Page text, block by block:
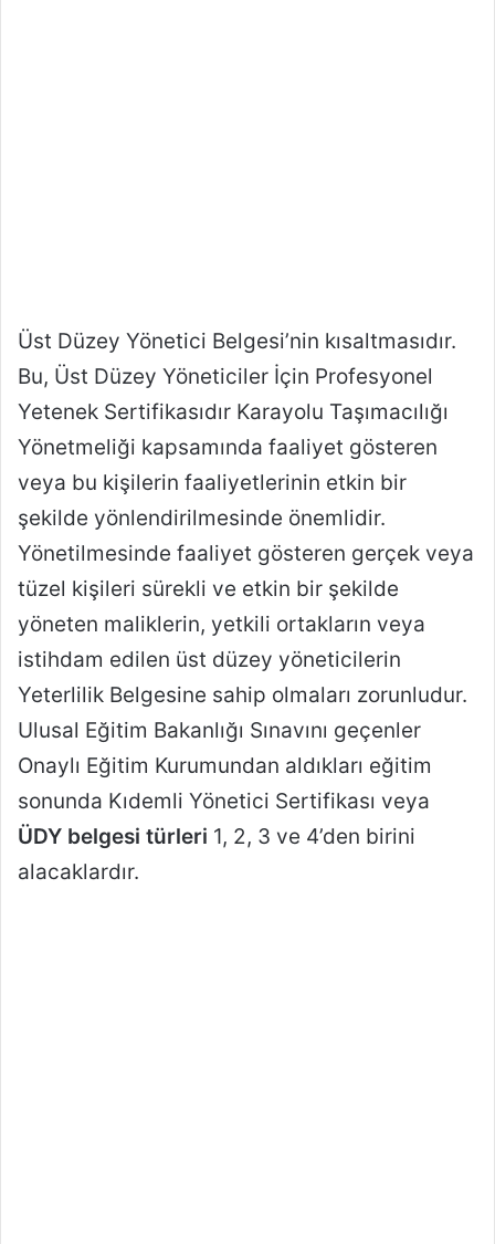
Üst Düzey Yönetici Belgesi’nin kısaltmasıdır.
Bu, Üst Düzey Yöneticiler İçin Profesyonel
Yetenek Sertifikasıdır Karayolu Taşımacılığı
Yönetmeliği kapsamında faaliyet gösteren
veya bu kişilerin faaliyetlerinin etkin bir
şekilde yönlendirilmesinde önemlidir.
Yönetilmesinde faaliyet gösteren gerçek veya
tüzel kişileri sürekli ve etkin bir şekilde
yöneten maliklerin, yetkili ortakların veya
istihdam edilen üst düzey yöneticilerin
Yeterlilik Belgesine sahip olmaları zorunludur.
Ulusal Eğitim Bakanlığı Sınavını geçenler
Onaylı Eğitim Kurumundan aldıkları eğitim
sonunda Kıdemli Yönetici Sertifikası veya
ÜDY belgesi türleri 1, 2, 3 ve 4’den birini
alacaklardır.